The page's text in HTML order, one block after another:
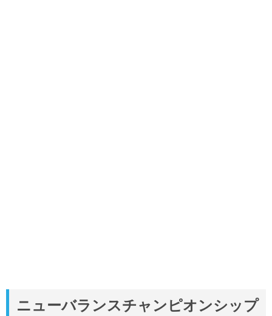
ニューバランスチャンピオンシップ